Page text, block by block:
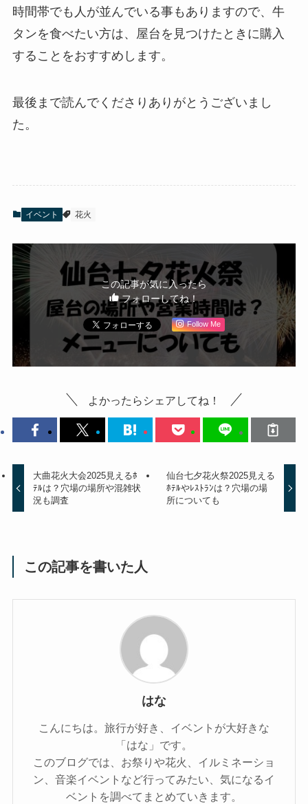
時間帯でも人が並んでいる事もありますので、牛
タンを食べたい方は、屋台を見つけたときに購入
することをおすすめします。
最後まで読んでくださりありがとうございまし
た。
イベント 花火
この記事が気に入ったら
フォローしてね！
Follow Me
よかったらシェアしてね！
大曲花火大会2025見えるﾎ
ﾃﾙは？穴場の場所や混雑状
況も調査
仙台七夕花火祭2025見える
ﾎﾃﾙやﾚｽﾄﾗﾝは？穴場の場
所についても
この記事を書いた人
はな
こんにちは。旅行が好き、イベントが大好きな
「はな」です。
このブログでは、お祭りや花火、イルミネーショ
ン、音楽イベントなど行ってみたい、気になるイ
ベントを調べてまとめていきます。